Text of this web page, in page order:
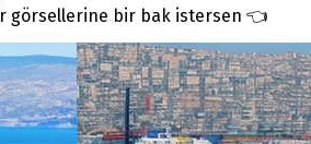
görsellerine bir bak istersen 👈